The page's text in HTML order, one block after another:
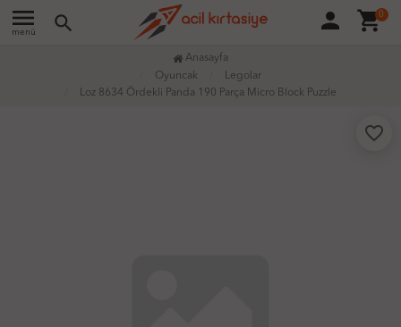
menu
menü search person shopping_cart
0
Anasayfa
Oyuncak
Legolar
Loz 8634 Ördekli Panda 190 Parça Micro Block Puzzle
favorite_border